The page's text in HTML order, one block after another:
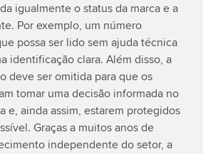
igualmente o status da marca e a
Por exemplo, um número
possa ser lido sem ajuda técnica
identificação clara. Além disso, a
deve ser omitida para que os
tomar uma decisão informada no
e, ainda assim, estarem protegidos
Graças a muitos anos de
independente do setor, a